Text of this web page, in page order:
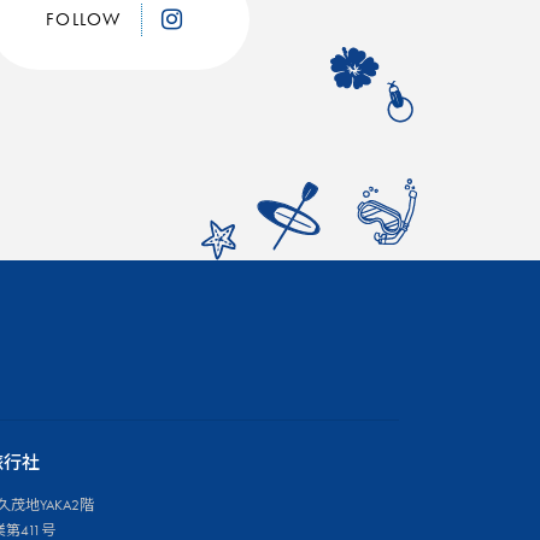
FOLLOW
社
茂地YAKA2階
411号